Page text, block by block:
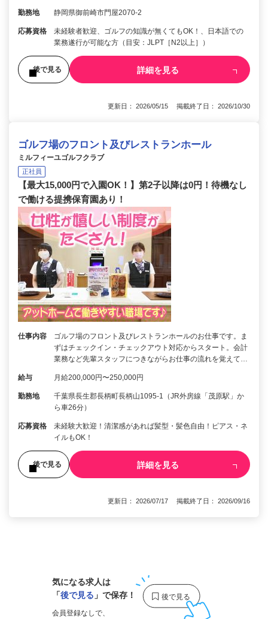
勤務地 静岡県御前崎市門屋2070-2
応募資格
未経験者歓迎、ゴルフの知識が無くてもOK！、日本語での
業務遂行が可能な方（目安：JLPT［N2以上］）
後で見る 詳細を見る
更新日： 2026/05/15 掲載終了日： 2026/10/30
ゴルフ場のフロント及びレストランホール
ミルフィーユゴルフクラブ
正社員
【最大15,000円で入園OK！】第2子以降は0円！待機なし
で働ける提携保育園あり！
仕事内容
ゴルフ場のフロント及びレストランホールのお仕事です。ま
ずはチェックイン・チェックアウト対応からスタート。会計
業務など先輩スタッフにつきながらお仕事の流れを覚えて…
給与 月給200,000円〜250,000円
勤務地
千葉県長生郡長柄町長柄山1095-1（JR外房線「茂原駅」か
ら車26分）
応募資格
未経験大歓迎！清潔感があれば髪型・髪色自由！ピアス・ネ
イルもOK！
後で見る 詳細を見る
更新日： 2026/07/17 掲載終了日： 2026/09/16
気になる求人は
「後で見る 」で保存！
会員登録なしで、